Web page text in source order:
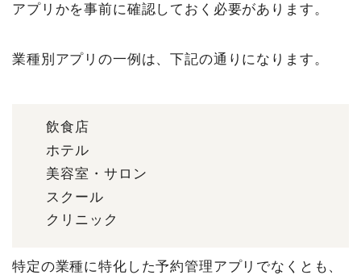
アプリかを事前に確認しておく必要があります。
業種別アプリの一例は、下記の通りになります。
飲食店
ホテル
美容室・サロン
スクール
クリニック
特定の業種に特化した予約管理アプリでなくとも、